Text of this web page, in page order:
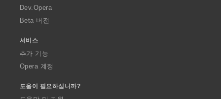
a
Dev.Opera
Beta 버전
서비스
추가 기능
Opera 계정
도움이 필요하십니까?